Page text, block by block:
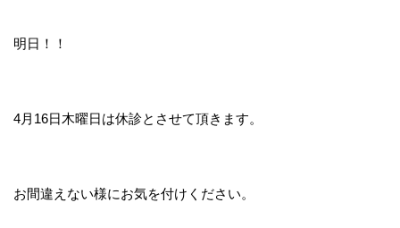
明日！！
4月16日木曜日は休診とさせて頂きます。
お間違えない様にお気を付けください。